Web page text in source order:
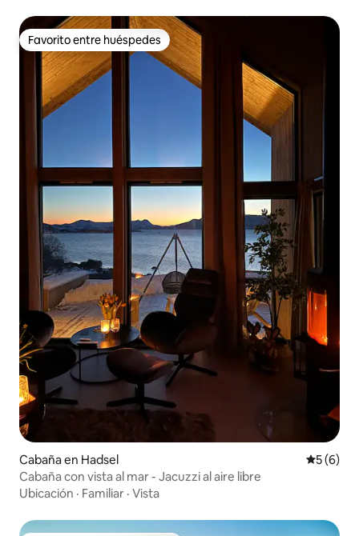
Favorito entre huéspedes
Favorito entre huéspedes
Cabaña en Hadsel
5 (6)
Cabaña con vista al mar - Jacuzzi al aire libre
Ubicación · Familiar · Vista